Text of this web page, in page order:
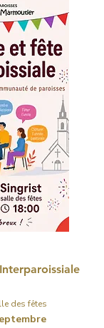
des fêtes